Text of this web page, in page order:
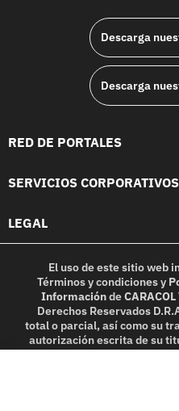
Descarga
Descarga
RED DE PORTALES
SERVICIOS CORPORATIVOS
LEGAL
El uso de este sitio web
Términos y condicionesy
Informaciónde
Derechos Reservados
total o parcial, así como su
autorización escrita de su